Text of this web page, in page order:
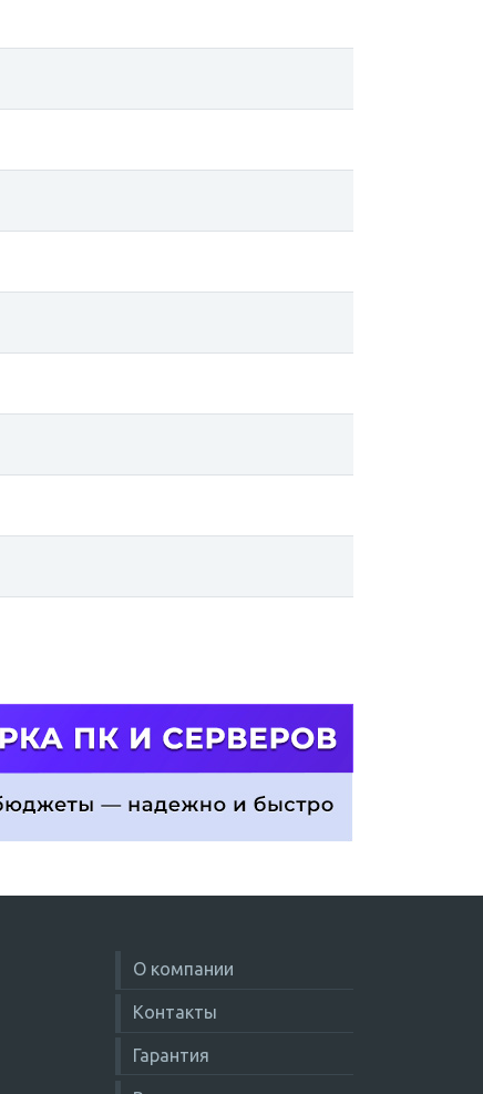
О компании
Контакты
Гарантия